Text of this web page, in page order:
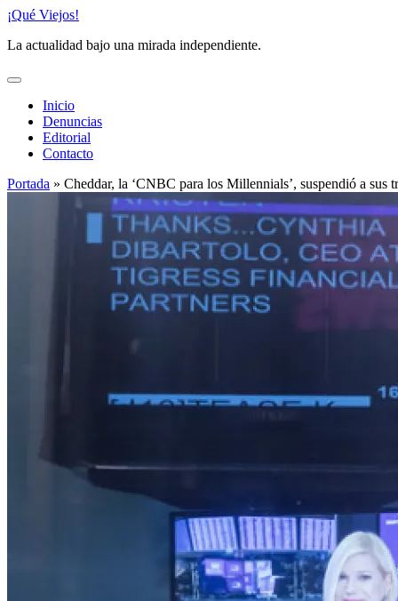
Saltar
contenido
¡Qué Viejos!
La actualidad bajo una mirada independiente.
Inicio
Denuncias
Editorial
Contacto
Portada » Cheddar, la ‘CNBC para los Millennials’, suspendió a sus